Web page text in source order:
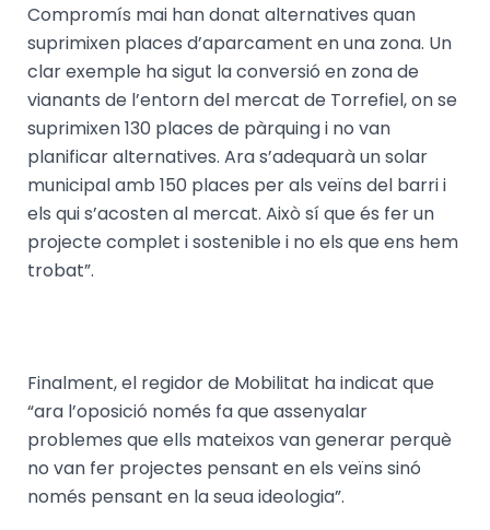
Compromís mai han donat alternatives quan
suprimixen places d’aparcament en una zona. Un
clar exemple ha sigut la conversió en zona de
vianants de l’entorn del mercat de Torrefiel, on se
suprimixen 130 places de pàrquing i no van
planificar alternatives. Ara s’adequarà un solar
municipal amb 150 places per als veïns del barri i
els qui s’acosten al mercat. Això sí que és fer un
projecte complet i sostenible i no els que ens hem
trobat”.
Finalment, el regidor de Mobilitat ha indicat que
“ara l’oposició només fa que assenyalar
problemes que ells mateixos van generar perquè
no van fer projectes pensant en els veïns sinó
només pensant en la seua ideologia”.